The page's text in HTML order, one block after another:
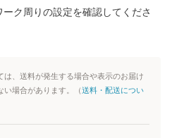
ク周りの設定を確認してくださ
、送料が発生する場合や表示のお届け
い場合があります。（送料・配送につい